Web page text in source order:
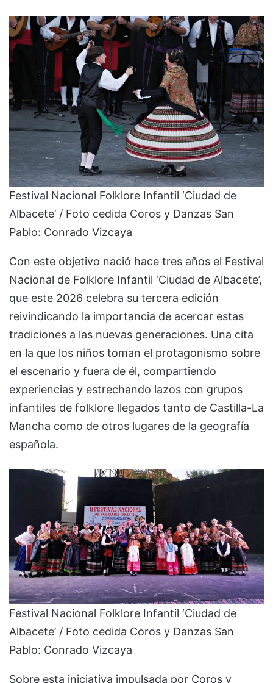
Festival Nacional Folklore Infantil ‘Ciudad de
Albacete’ / Foto cedida Coros y Danzas San
Pablo: Conrado Vizcaya
Con este objetivo nació hace tres años el Festival
Nacional de Folklore Infantil ‘Ciudad de Albacete’,
que este 2026 celebra su tercera edición
reivindicando la importancia de acercar estas
tradiciones a las nuevas generaciones. Una cita
en la que los niños toman el protagonismo sobre
el escenario y fuera de él, compartiendo
experiencias y estrechando lazos con grupos
infantiles de folklore llegados tanto de Castilla-La
Mancha como de otros lugares de la geografía
española.
Festival Nacional Folklore Infantil ‘Ciudad de
Albacete’ / Foto cedida Coros y Danzas San
Pablo: Conrado Vizcaya
Sobre esta iniciativa impulsada por Coros y